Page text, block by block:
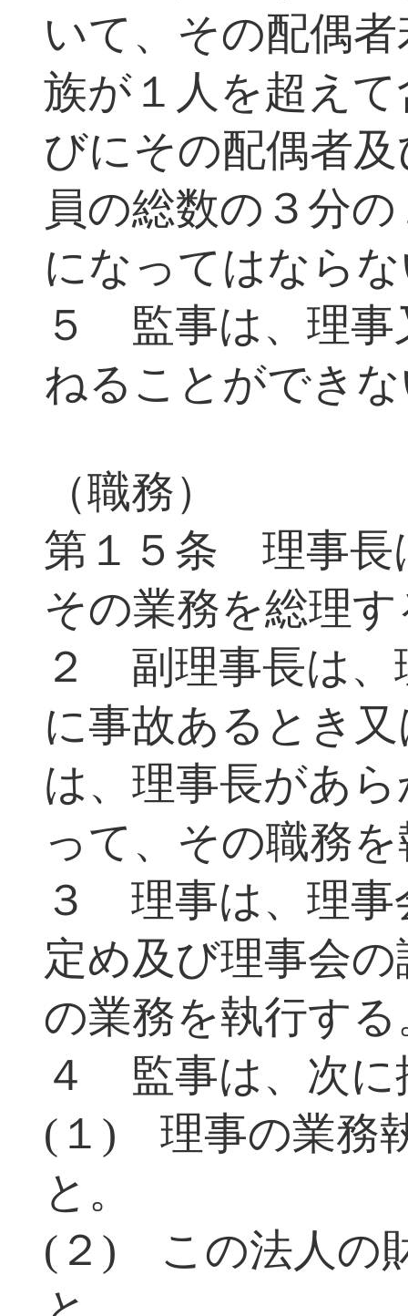
いて、その配偶
族が１人を超え
びにその配偶者
員の総数の３分
になってはなら
５ 監事は、理事
ねることができ
（職務）
第１５条 理事長
その業務を総理
２ 副理事長は、
に事故あるとき
は、理事長があ
って、その職務
３ 理事は、理事
定め及び理事会
の業務を執行する
４ 監事は、次に
(１) 理事の業務
と。
(２) この法人の